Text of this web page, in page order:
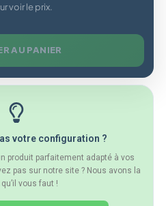
voir le prix.
AU PANIER
votre configuration ?
produit parfaitement adapté à vos
pas sur notre site ? Nous avons la
vous faut !